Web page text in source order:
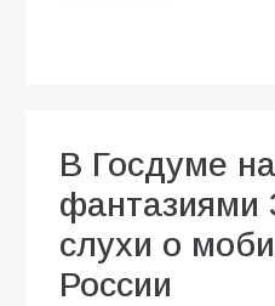
В Госдуме
фантазиями
слухи о
России